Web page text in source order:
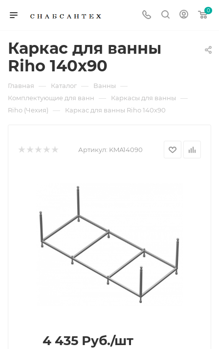
0
Каркас для ванны
Riho 140x90
Главная — Каталог — Ванны —
Комплектующие для ванн — Каркасы для ванны —
Riho (Чехия) — Каркас для ванны Riho 140x90
Артикул: KMA14090
4 435 Руб./шт